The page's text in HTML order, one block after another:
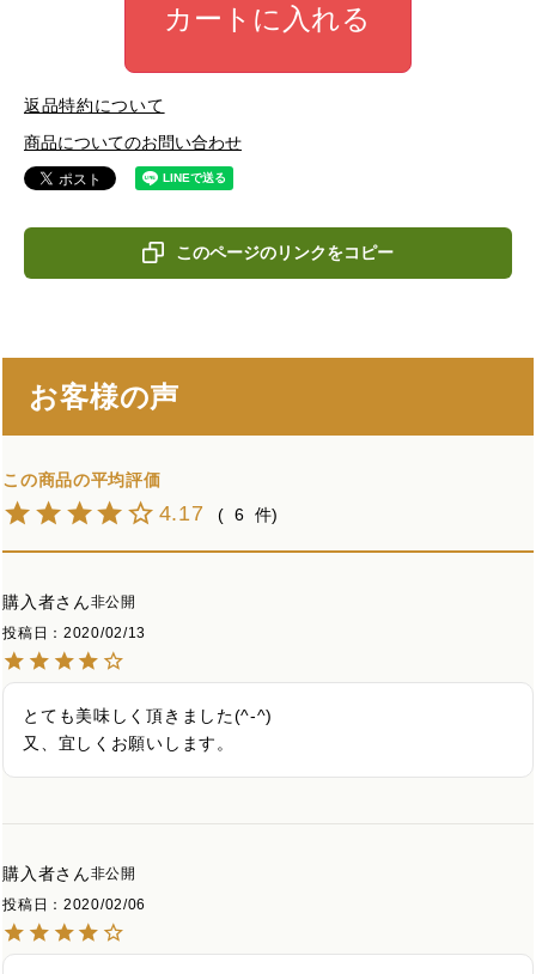
カートに入れる
返品特約について
商品についてのお問い合わせ
このページのリンクをコピー
お客様の声
4.17 6
購入者
非公開
投稿日
2020/02/13
とても美味しく頂きました(^-^)
又、宜しくお願いします。
購入者
非公開
投稿日
2020/02/06